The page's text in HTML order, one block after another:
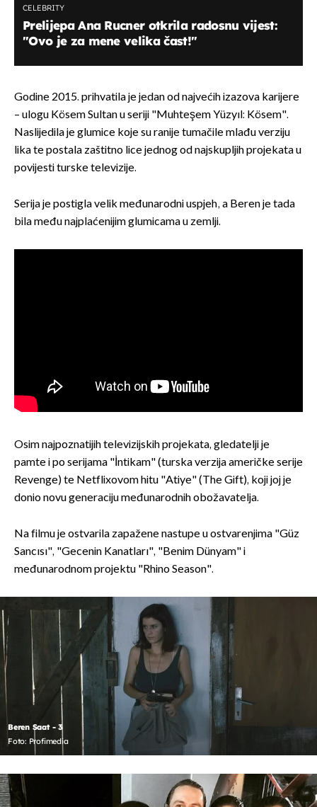
CELEBRITY
Prelijepa Ana Rucner otkrila radosnu vijest:
"Ovo je za mene velika čast!"
Godine 2015. prihvatila je jedan od najvećih izazova karijere
– ulogu Kösem Sultan u seriji "Muhteşem Yüzyıl: Kösem".
Naslijedila je glumice koje su ranije tumačile mlađu verziju
lika te postala zaštitno lice jednog od najskupljih projekata u
povijesti turske televizije.
Serija je postigla velik međunarodni uspjeh, a Beren je tada
bila među najplaćenijim glumicama u zemlji.
Osim najpoznatijih televizijskih projekata, gledatelji je
pamte i po serijama "İntikam" (turska verzija američke serije
Revenge) te Netflixovom hitu "Atiye" (The Gift), koji joj je
donio novu generaciju međunarodnih obožavatelja.
Na filmu je ostvarila zapažene nastupe u ostvarenjima "Güz
Sancısı", "Gecenin Kanatları", "Benim Dünyam" i
međunarodnom projektu "Rhino Season".
Beren Saat - 3
Foto: Profimedia